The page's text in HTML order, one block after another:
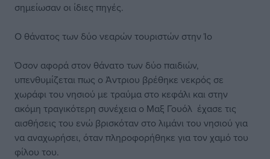
σημείωσαν οι ίδιες πηγές.
Ο θάνατος των δύο νεαρών τουριστών στην Ίο
Όσον αφορά στον θάνατο των δύο παιδιών,
υπενθυμίζεται πως ο Άντριου βρέθηκε νεκρός σε
χωράφι του νησιού με τραύμα στο κεφάλι και στην
ακόμη τραγικότερη συνέχεια ο Μαξ Γουόλ έχασε τις
αισθήσεις του ενώ βρισκόταν στο λιμάνι του νησιού για
να αναχωρήσει, όταν πληροφορήθηκε για τον χαμό του
φίλου του.